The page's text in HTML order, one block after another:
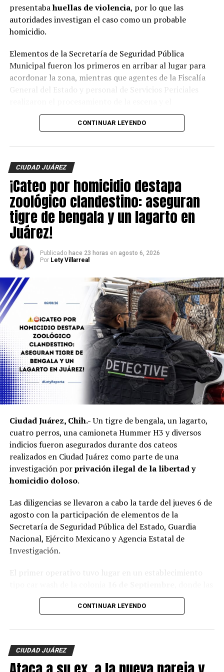
presentabahuellas de violencia, por lo que las
autoridades investigan el caso como un probable
homicidio.
Elementos de la Secretaría de Seguridad Pública
Municipal fueron los primeros en arribar al lugar para
acordonar la zona, mientras que agentes de la Fiscalía
General del Estado y personal de Servicios Periciales
levantamiento de evidencias.
revelada y las autoridades continúan con las
investigaciones para esclarecer el móvil del crimen y dar
con los responsables.
CONTINUAR LEYENDO
CIUDAD JUÁREZ
¡Cateo por homicidio destapa
zoológico clandestino: aseguran
tigre de bengala y un lagarto en
Juárez!
Publicado hace 23 horas en agosto 6, 2026
Por Lety Villarreal
Ciudad Juárez, Chih.-Un tigre de bengala, un lagarto,
cuatro perros, una camioneta Hummer H3 y diversos
indicios fueron asegurados durante dos cateos
realizados en Ciudad Juárez como parte de una
investigación porprivación ilegal de la libertad y
homicidio doloso.
Las diligencias se llevaron a cabo la tarde del jueves 6 de
agosto con la participación de elementos de la
Secretaría de Seguridad Pública del Estado, Guardia
Nacional, Ejército Mexicano y Agencia Estatal de
Investigación.
El primer operativo tuvo lugar en un establecimiento
autoridades localizaron al tigre de bengala dentro de
una jaula, además de un lagarto y cuatro perros.
En el mismo sitio fue asegurada unaHummer H3,
vehículo que presuntamente estaría relacionado con los
hechos que son investigados.
CONTINUAR LEYENDO
CIUDAD JUÁREZ